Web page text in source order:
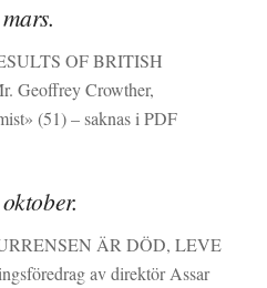
OF BRITISH
Geoffrey Crowther,
(51) – saknas i PDF
ÄR DÖD, LEVE
av direktör Assar